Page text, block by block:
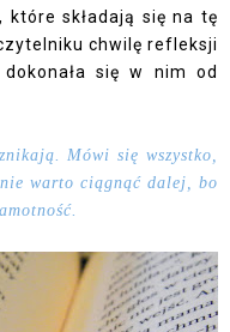
składają się na tę
chwilę refleksji
się w nim od
Mówi się wszystko,
warto ciągnąć dalej, bo